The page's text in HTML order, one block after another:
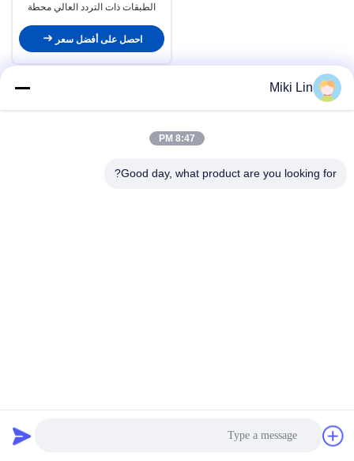
الطبقات ذات التردد العالي محطة
احصل على أفضل سعر
تجميع للوحات الالكترونية للتحكم
Miki Lin
8:47 PM
Good day, what product are you looking for?